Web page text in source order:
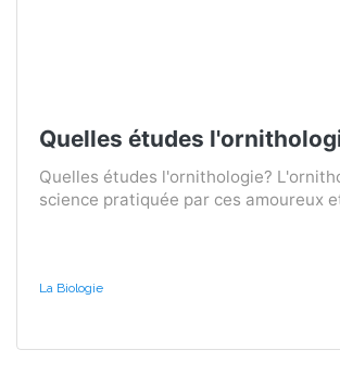
Quelles études
Quelles études l'ornithologie?
science pratiquée par ces amoureux
La Biologie